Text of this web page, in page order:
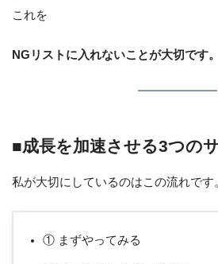
これを
NGリストに入れないことが大切です。
■成長を加速させる3つの
私が大切にしているのはこの流れです
① まずやってみる